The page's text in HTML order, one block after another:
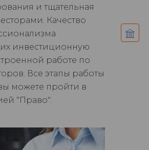
и тщательная
Качество
инвестиционную
работе по
Все этапы работы
можете пройти в
"Право".